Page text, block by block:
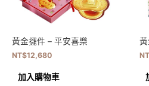
黃金擺件 – 平安喜樂
NT$12,680
加入購物車